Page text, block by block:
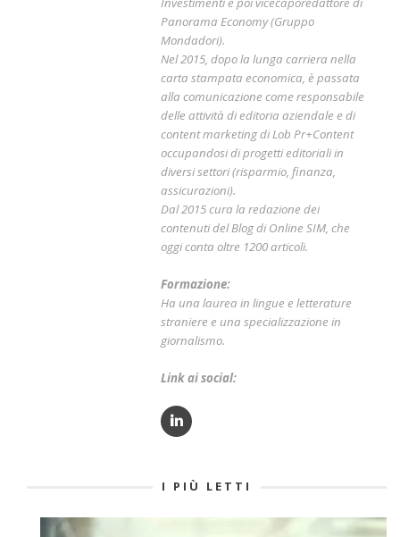
Panorama Economy (Gruppo
Mondadori).
Nel 2015, dopo la lunga carriera nella
carta stampata economica, è passata
alla comunicazione come responsabile
delle attività di editoria aziendale e di
content marketing di Lob Pr+Content
occupandosi di progetti editoriali in
diversi settori (risparmio, finanza,
assicurazioni).
Dal 2015 cura la redazione dei
contenuti del Blog di Online SIM, che
oggi conta oltre 1200 articoli.
Formazione:
Ha una laurea in lingue e letterature
straniere e una specializzazione in
giornalismo.
Link ai social:
I PIÙ LETTI